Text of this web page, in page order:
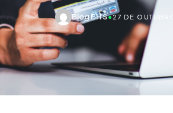
Blog BHS•27 DE